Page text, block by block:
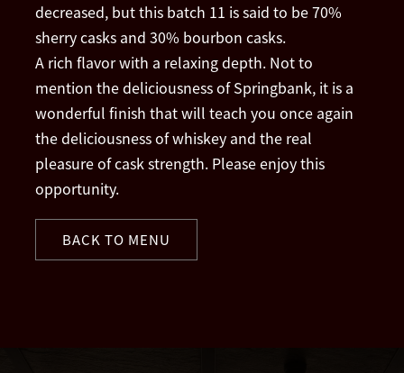
decreased, but this batch 11 is said to be 70%
sherry casks and 30% bourbon casks.
A rich flavor with a relaxing depth. Not to
mention the deliciousness of Springbank, it is a
wonderful finish that will teach you once again
the deliciousness of whiskey and the real
pleasure of cask strength. Please enjoy this
opportunity.
BACK TO MENU